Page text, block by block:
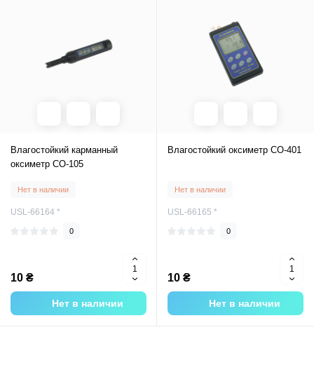
Влагостойкий карманный
оксиметр CO-105
Нет в наличии
USL-66164 *
0
10 ₴
Нет в наличии
Влагостойкий оксиметр CO-401
Нет в наличии
USL-66165 *
0
10 ₴
Нет в наличии